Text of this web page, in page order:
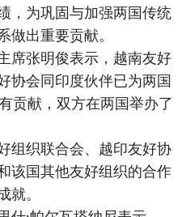
，为巩固与加强两国传统
出重要贡献。
席张明俊表示，越南友好
协会同印度伙伴已为两国
贡献，双方在两国举办了
组织联合会、越印友好协
该国其他友好组织的合作
。